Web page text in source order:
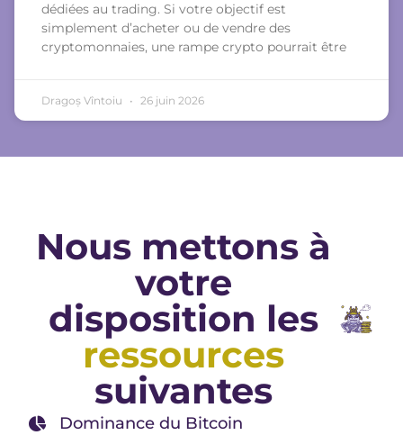
dédiées au trading. Si votre objectif est
simplement d’acheter ou de vendre des
cryptomonnaies, une rampe crypto pourrait être
Dragoș Vîntoiu 26 juin 2026
Nous mettons à
votre
disposition les
ressources
suivantes
Dominance du Bitcoin